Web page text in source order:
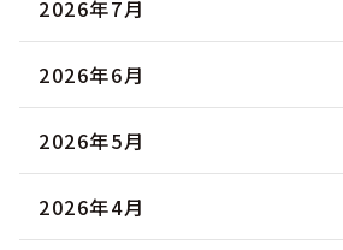
2026年7月
2026年6月
2026年5月
2026年4月